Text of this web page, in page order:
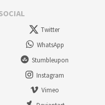
Twitter
WhatsApp
Stumbleupon
Instagram
Vimeo